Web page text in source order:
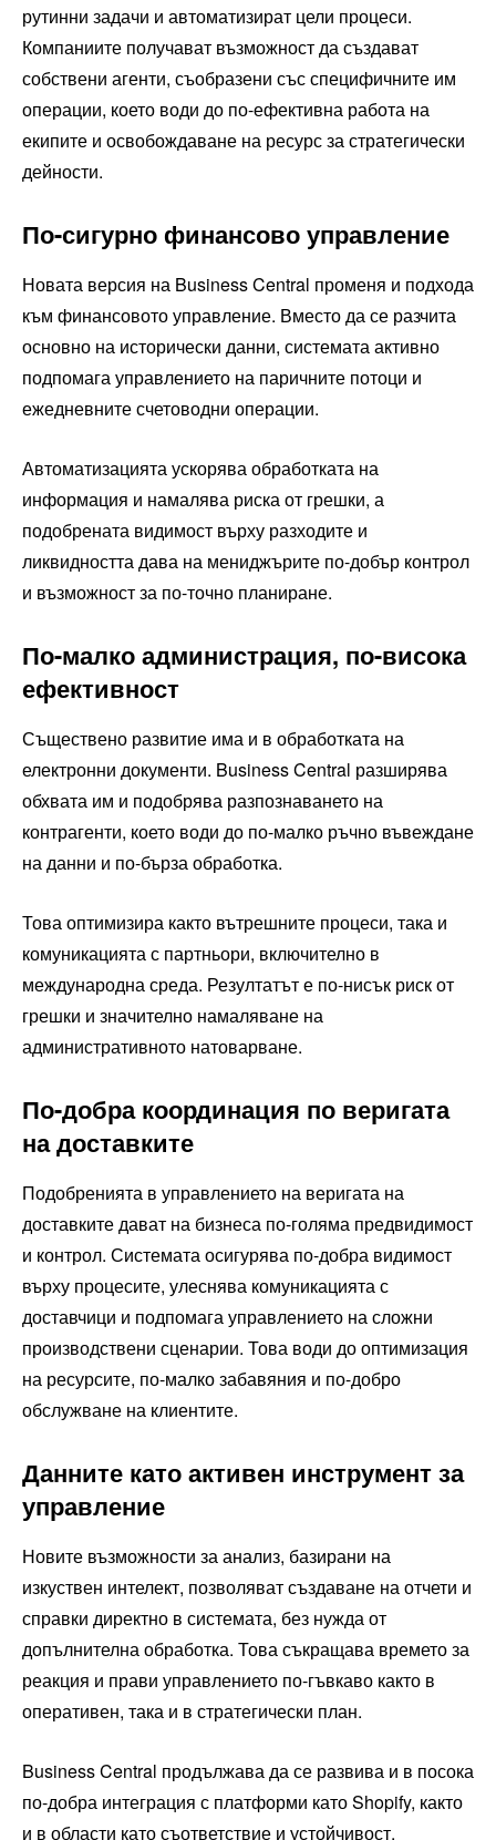
рутинни задачи и автоматизират цели процеси.
Компаниите получават възможност да създават
собствени агенти, съобразени със специфичните им
операции, което води до по-ефективна работа на
екипите и освобождаване на ресурс за стратегически
дейности.
По-сигурно финансово управление
Новата версия на Business Central променя и подхода
към финансовото управление. Вместо да се разчита
основно на исторически данни, системата активно
подпомага управлението на паричните потоци и
ежедневните счетоводни операции.
Автоматизацията ускорява обработката на
информация и намалява риска от грешки, а
подобрената видимост върху разходите и
ликвидността дава на мениджърите по-добър контрол
и възможност за по-точно планиране.
По-малко администрация, по-висока
ефективност
Съществено развитие има и в обработката на
електронни документи. Business Central разширява
обхвата им и подобрява разпознаването на
контрагенти, което води до по-малко ръчно въвеждане
на данни и по-бърза обработка.
Това оптимизира както вътрешните процеси, така и
комуникацията с партньори, включително в
международна среда. Резултатът е по-нисък риск от
грешки и значително намаляване на
административното натоварване.
По-добра координация по веригата
на доставките
Подобренията в управлението на веригата на
доставките дават на бизнеса по-голяма предвидимост
и контрол. Системата осигурява по-добра видимост
върху процесите, улеснява комуникацията с
доставчици и подпомага управлението на сложни
производствени сценарии. Това води до оптимизация
на ресурсите, по-малко забавяния и по-добро
обслужване на клиентите.
Данните като активен инструмент за
управление
Новите възможности за анализ, базирани на
изкуствен интелект, позволяват създаване на отчети и
справки директно в системата, без нужда от
допълнителна обработка. Това съкращава времето за
реакция и прави управлението по-гъвкаво както в
оперативен, така и в стратегически план.
Business Central продължава да се развива и в посока
по-добра интеграция с платформи като Shopify, както
и в области като съответствие и устойчивост.